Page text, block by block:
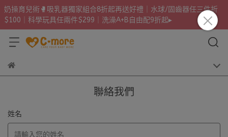
奶操育兒術🥊吸乳器獨家組合8折起再送好禮｜水球/固齒器任三件折
$100｜科學玩具任兩件$299｜洗澡A+B自由配9折起▸
聯絡我們
姓名